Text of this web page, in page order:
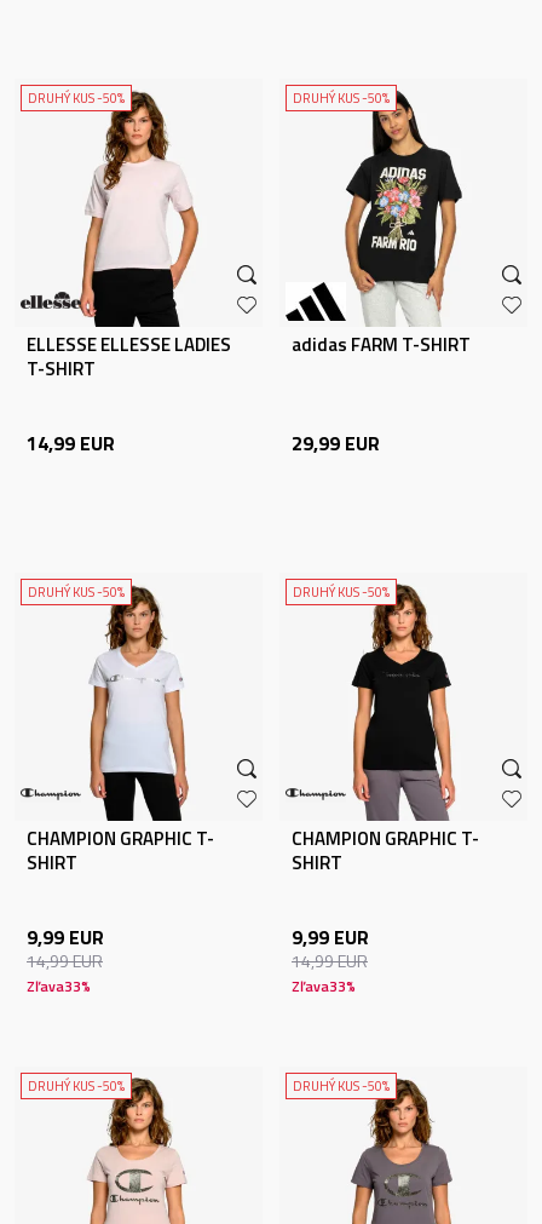
DRUHÝ KUS -50%
ELLESSE ELLESSE LADIES
T-SHIRT
14,99 EUR
DRUHÝ KUS -50%
adidas FARM T-SHIRT
29,99 EUR
DRUHÝ KUS -50%
CHAMPION GRAPHIC T-
SHIRT
9,99 EUR
14,99EUR
Zľava33%
DRUHÝ KUS -50%
CHAMPION GRAPHIC T-
SHIRT
9,99 EUR
14,99EUR
Zľava33%
DRUHÝ KUS -50% DRUHÝ KUS -50%